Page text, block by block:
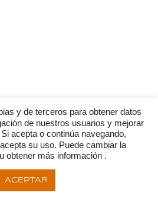
y de terceros para obtener datos
de nuestros usuarios y mejorar
acepta o continúa navegando,
su uso. Puede cambiar la
obtener más información .
ACEPTAR